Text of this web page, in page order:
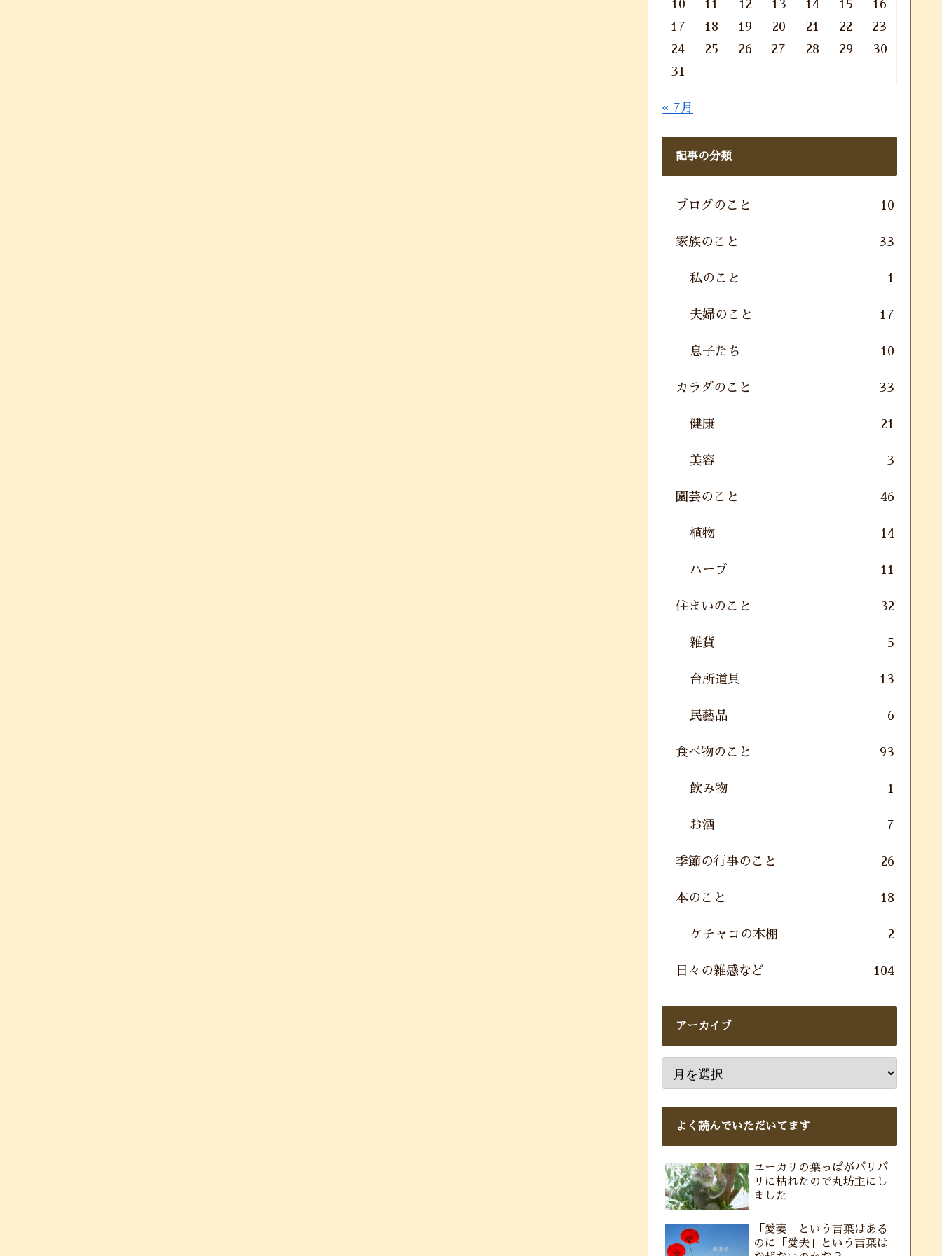
10
11 12 13 14 15
16
17
18 19 20 21 22
23
24
25 26 27 28 29
30
31
« 7月
記事の分類
ブログのこと 10
家族のこと 33
私のこと 1
夫婦のこと 17
息子たち 10
カラダのこと 33
健康 21
美容 3
園芸のこと 46
植物 14
ハーブ 11
住まいのこと 32
雑貨 5
台所道具 13
民藝品 6
食べ物のこと 93
飲み物 1
お酒 7
季節の行事のこと 26
本のこと 18
ケチャコの本棚 2
日々の雑感など 104
アーカイブ
よく読んでいただいてます
ユーカリの葉っぱがパリパ
リに枯れたので丸坊主にし
ました
「愛妻」という言葉はある
のに「愛夫」という言葉は